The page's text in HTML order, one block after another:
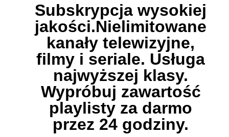
Subskrypcja wysokiej
jakości.Nielimitowane
kanały telewizyjne,
filmy i seriale. Usługa
najwyższej klasy.
Wypróbuj zawartość
playlisty za darmo
przez 24 godziny.